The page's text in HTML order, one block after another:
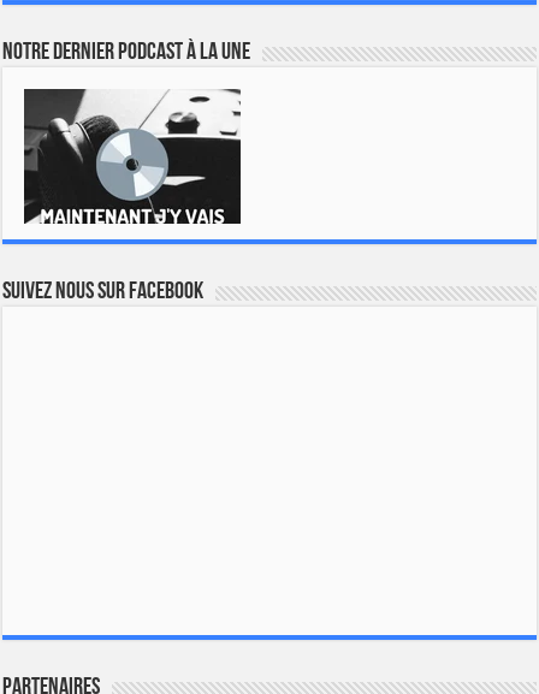
Notre dernier podcast à la une
Suivez nous sur Facebook
Partenaires